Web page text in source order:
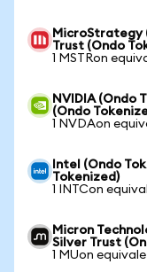
MicroStrategy
Trust (Ondo
1 MSTRon
NVIDIA (Ondo
(Ondo
1 NVDAon
Intel (Ondo
Tokenized)
1 INTCon
Micron
Silver Trust
1 MUon